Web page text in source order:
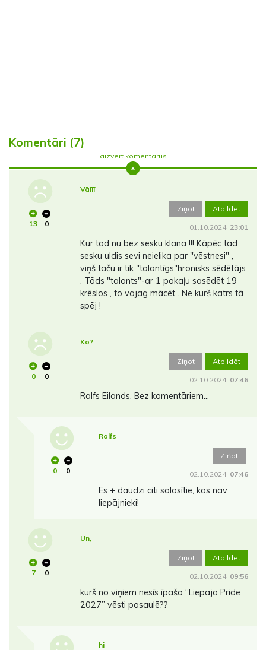
Komentāri (7)
aizvērt komentārus
13 0
Vāīīī
Ziņot Atbildēt
01.10.2024. 23:01
Kur tad nu bez sesku klana !!! Kāpēc tad
sesku uldis sevi neielika par "vēstnesi" ,
viņš taču ir tik "talantīgs"hronisks sēdētājs
. Tāds "talants"-ar 1 pakaļu sasēdēt 19
krēslos , to vajag mācēt . Ne kurš katrs tā
spēj !
0 0
Ko?
Ziņot Atbildēt
02.10.2024. 07:46
Ralfs Eilands. Bez komentāriem...
0 0
Ralfs
Ziņot
02.10.2024. 07:46
Es + daudzi citi salasītie, kas nav
liepājnieki!
7 0
Un,
Ziņot Atbildēt
02.10.2024. 09:56
kurš no viņiem nesīs īpašo ‘’Liepaja Pride
2027’’ vēsti pasaulē??
hi